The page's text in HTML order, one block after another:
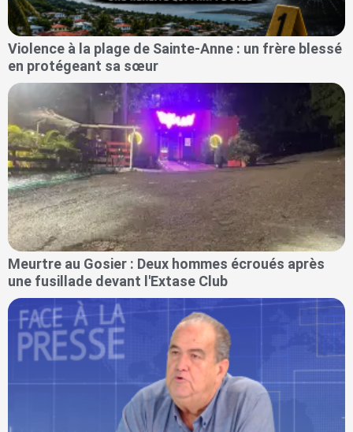
Violence à la plage de Sainte-Anne : un frère blessé
en protégeant sa sœur
Meurtre au Gosier : Deux hommes écroués après
une fusillade devant l'Extase Club